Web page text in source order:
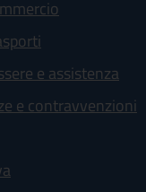
e assistenza
e contravvenzioni